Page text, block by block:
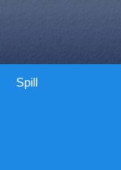
Spill